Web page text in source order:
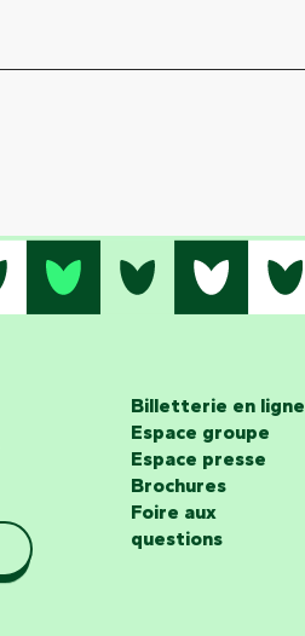
Billetterie en ligne
Espace groupe
Espace presse
Brochures
Foire aux
questions